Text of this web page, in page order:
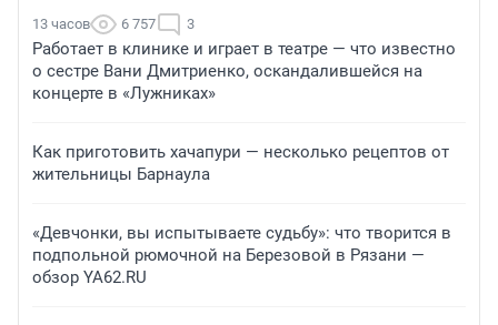
13 часов 6 757 3
Работает в клинике и играет в театре — что известно
о сестре Вани Дмитриенко, оскандалившейся на
концерте в «Лужниках»
Как приготовить хачапури — несколько рецептов от
жительницы Барнаула
«Девчонки, вы испытываете судьбу»: что творится в
подпольной рюмочной на Березовой в Рязани —
обзор YA62.RU